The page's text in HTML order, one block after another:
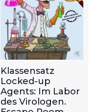
Klassensatz
Locked-up
Agents: Im Labor
des Virologen.